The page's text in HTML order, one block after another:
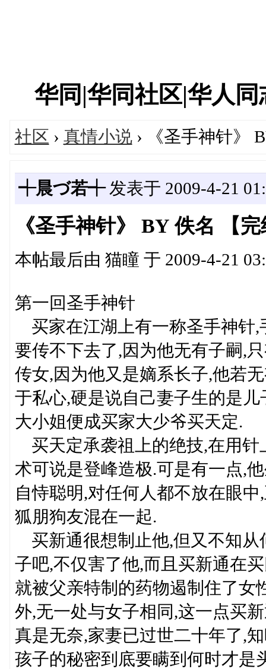
华同|华同社区|华人
社区 › 真情小说› 《圣手神针》
┽晨づ若┽发表于 2009-4-21
《圣手神针》 BY 佚名 【
本帖最后由 猫瞳 于 2009-4-21
第一回圣手神针
买家在江湖上有一称圣手神针,
要传不下去了,因为他无有子嗣,
传女,因为他又是嫡系长子,他若
于私心,硬是说自己妻子生的是
大小姐便成买家大少爷买天定.
买天定承袭祖上的绝技,在用针
术可说是登峰造极.可是有一点,
自恃聪明,对任何人都不放在眼
狐朋狗友混在一起.
买新通很想制止他,但又不知从
子吧,不仅害了他,而且买新通在
就被父亲特制的药物遏制住了女
外,无一处与女子相同,这一点买
真是无奈,家妻已过世二十年了,
孩子的秘密到底要瞒到何时才是